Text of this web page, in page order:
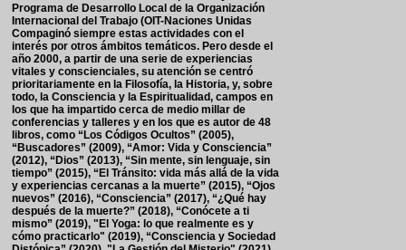
Programa de Desarrollo Local de la Organización
Internacional del Trabajo (OIT-Naciones Unidas
Compaginó siempre estas actividades con el
interés por otros ámbitos temáticos. Pero desde el
año 2000, a partir de una serie de experiencias
vitales y conscienciales, su atención se centró
prioritariamente en la Filosofía, la Historia, y, sobre
todo, la Consciencia y la Espiritualidad, campos en
los que ha impartido cerca de medio millar de
conferencias y talleres y en los que es autor de 48
libros, como “Los Códigos Ocultos” (2005),
“Buscadores” (2009), “Amor: Vida y Consciencia”
(2012), “Dios” (2013), “Sin mente, sin lenguaje, sin
tiempo” (2015), “El Tránsito: vida más allá de la vida
y experiencias cercanas a la muerte” (2015), “Ojos
nuevos” (2016), “Consciencia” (2017), “¿Qué hay
después de la muerte?” (2018), “Conócete a ti
mismo” (2019), "El Yoga: lo que realmente es y
cómo practicarlo" (2019), “Consciencia y Sociedad